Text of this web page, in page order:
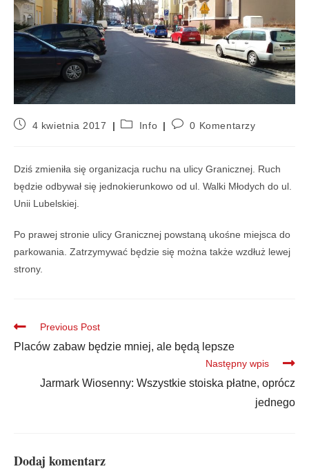
4 kwietnia 2017 Info 0 Komentarzy
Dziś zmieniła się organizacja ruchu na ulicy Granicznej. Ruch
będzie odbywał się jednokierunkowo od ul. Walki Młodych do ul.
Unii Lubelskiej.
Po prawej stronie ulicy Granicznej powstaną ukośne miejsca do
parkowania. Zatrzymywać będzie się można także wzdłuż lewej
strony.
Previous Post
Placów zabaw będzie mniej, ale będą lepsze
Następny wpis
Jarmark Wiosenny: Wszystkie stoiska płatne, oprócz
jednego
Dodaj komentarz